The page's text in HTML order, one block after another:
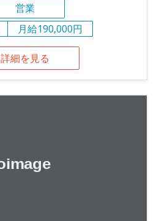
営業
月給190,000円
詳細を見る